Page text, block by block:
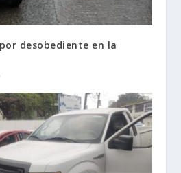
desobediente en la